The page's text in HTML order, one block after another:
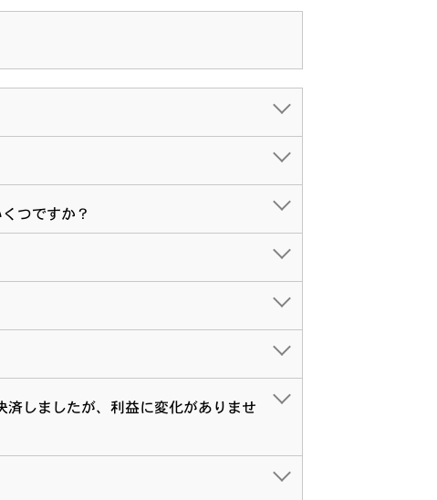
つですか？
しましたが、利益に変化がありませ